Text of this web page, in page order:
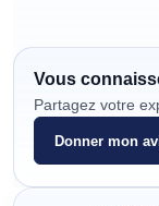
Vous
Partagez votre
Donner mon